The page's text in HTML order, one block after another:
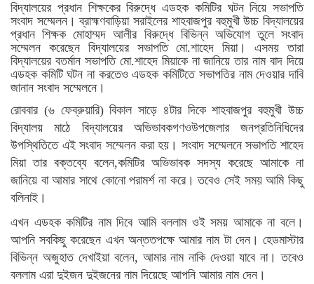
বিদ্যালয়ের প্রধান শিক্ষকের বিরুদ্ধে এডহক কমিটির ঘটন নিয়ে সভাপতি
সংবাদ সম্মেলন। ব্রাহ্মণবাড়িয়া সরাইলের শাহবাজপুর বহুমুখী উচ্চ বিদ্যালয়ের
প্রধান শিক্ষক মোহাম্মদ আলীর বিরুদ্ধে বিভিন্ন অভিযোগ তুলে সংবাদ
সম্মেলন করেছেন বিদ্যালয়ের সভাপতি মো.শাহেদ মিয়া। এসময় তারা
বিদ্যালয়ের বতর্মান সভাপতি মো.শাহেদ মিয়াকে না জানিয়ে তার নাম বাদ দিয়ে
এডহক কমিটি ঘটন না করতেও এডহক কমিটিতে সভাপতির নাম দেওয়ার দাবি
জানান সংবাদ সম্মেলনে।
রোববার (৬ ফেব্রুয়ারি) বিকাল সাড়ে ৪টার দিকে শাহবাজপুর বহুমুখী উচ্চ
বিদ্যালয় মাঠে বিদ্যালয়ের অভিভাবকগণওউপজেলার জনপ্রতিনিধিদের
উপস্থিতিতে এই সংবাদ সম্মেলন করা হয়। সংবাদ সম্মেলনে সভাপতি শাহেদ
মিয়া তার বক্তব্যে বলেন,কমিটির অভিভাবক সদস্য করেছে আমাকে না
জানিয়ে বা আমার সাথে কোনো পরামর্শ না করে। তবেও সেই সময় আমি কিছু
বলিনাই।
এখন এডহক কমিটির নাম দিবে আমি বললাম ওই সময় আমাকে না বলে।
আপনি সবকিছু করেছেন এখন অন্ততপক্ষে আমার নাম টা দেন। হেডমাস্টার
বিভিন্ন অজুহাত দেখাইয়া বলেন, আমার নাম নাকি দেওয়া যাবে না। তবেও
বললাম এরা দুইজন দুইজনের নাম দিয়েছে আপনি আমার নাম দেন।